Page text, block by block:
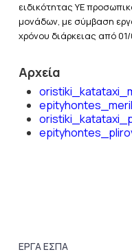
ειδικότητας ΥΕ
μονάδων, με σύμβαση
χρόνου διάρκειας από
Αρχεία
ΕΡΓΑ ΕΣΠΑ